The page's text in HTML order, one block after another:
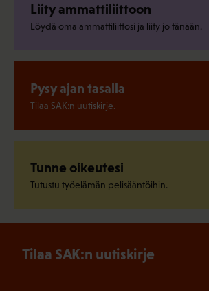
Liity ammattiliittoon
Löydä oma ammattiliittosi ja liity jo tänään.
Pysy ajan tasalla
Tilaa SAK:n uutiskirje.
Tunne oikeutesi
Tutustu työelämän pelisääntöihin.
Tilaa SAK:n uutiskirje